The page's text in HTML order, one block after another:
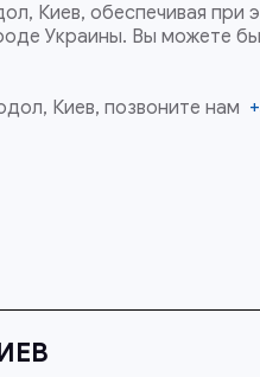
Киев, обеспечивая при
Украины. Вы можете
Киев, позвоните нам